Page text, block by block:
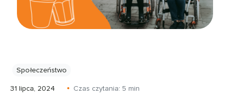
Społeczeństwo
31 lipca, 2024 Czas czytania: 5 min